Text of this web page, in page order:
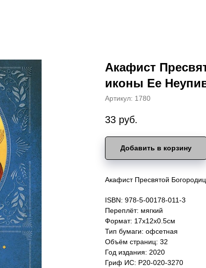
Акафист
иконы Ее
Артикул: 1780
33 руб.
Добавить в корзину
Акафист Пресвятой
ISBN: 978-5-00178-011-3
Переплёт: мягкий
Формат: 17х12х0.5см
Тип бумаги: офсетная
Объём страниц: 32
Год издания: 2020
Гриф ИС: Р20-020-3270